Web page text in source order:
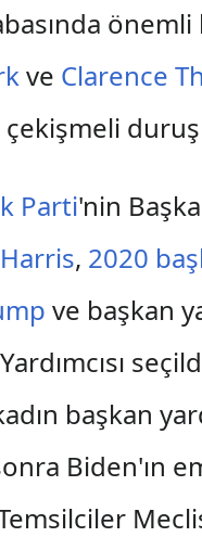
ve Clarence
çekişmeli
Parti'nin
, 2020
ve başkan
başkan
Biden'ın